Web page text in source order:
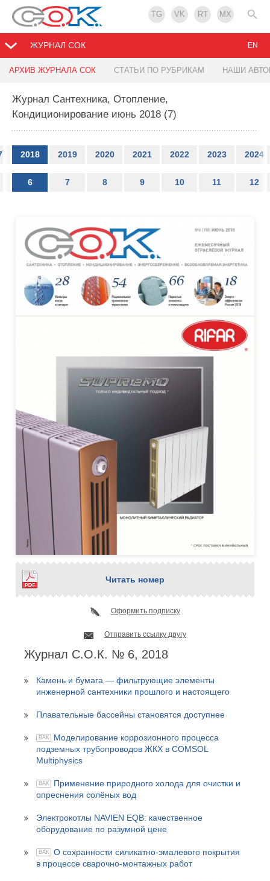
TG VK RT MX
ЖУРНАЛ СОК
АРХИВ ЖУРНАЛА СОК СТАТЬИ ПО РУБРИКАМ НАШИ
EN
Журнал Сантехника, Отопление,
Кондиционирование июнь 2018 (7)
2018 2019 2020 2021 2022 2023 2024
6 7 8 9 10 11 12
Читать номер
Оформить подписку
Отправить ссылку другу
Журнал С.О.К. № 6, 2018
Камень и бумага — фильтрующие элементы
инженерной сантехники прошлого и настоящего
Плавательные бассейны становятся доступнее
ВАК
Моделирование коррозионного процесса
подземных трубопроводов ЖКХ в COMSOL
Multiphysics
ВАК
Применение природного холода для очистки и
опреснения солёных вод
Электрокотлы NAVIEN EQB: качественное
оборудование по разумной цене
ВАК
О сохранности силикатно-эмалевого покрытия
в процессе сварочно-монтажных работ